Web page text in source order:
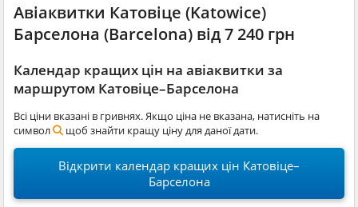
Авіаквитки Катовіце (Katowice)
Барселона (Barcelona) від 7 240 грн
Календар кращих цін на авіаквитки за
маршрутом Катовіце–Барселона
Всі ціни вказані в гривнях. Якщо ціна не вказана, натисніть на
символ
щоб знайти кращу ціну для даної дати.
Відкрити календар кращих цін Катовіце–
Барселона